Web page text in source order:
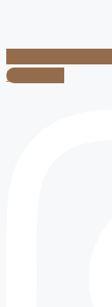
Instagram